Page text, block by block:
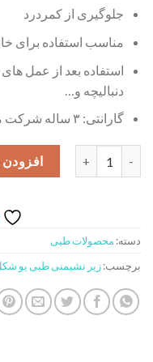
جلوگیری از کمردرد
مناسب استفاده برای
استفاده بعد از عمل
دنبالیچه و…
گارانتی: ۳ ساله شرکت مدی فوم
زیر نشیمنی طبی یو شکل مدی
افزودن
دسته: محصولات طبی
برچسب:زیر نشیمنی طبی یو